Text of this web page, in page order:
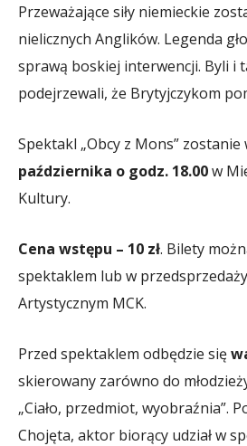
Przeważające siły niemieckie
nielicznych Anglików. Legenda
sprawą boskiej interwencji. Byli i
podejrzewali, że Brytyjczykom
Spektakl „Obcy z Mons”
października o godz. 18.00w
Kultury.
Cena wstępu – 10 zł. Bilety
spektaklem lub w
Artystycznym MCK.
Przed spektaklem odbędzie się
skierowany zarówno do
„Ciało, przedmiot, wyobraźnia”.
Chojęta, aktor biorący udział w